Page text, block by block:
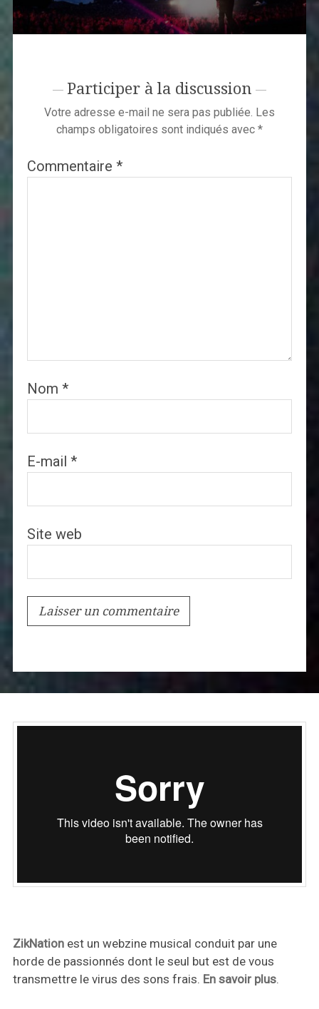
Participer à la discussion
Votre adresse e-mail ne sera pas publiée. Les
champs obligatoires sont indiqués avec *
Commentaire *
Nom *
E-mail *
Site web
ZikNationest un webzine musical conduit par une
horde de passionnés dont le seul but est de vous
transmettre le virus des sons frais. En savoir plus.